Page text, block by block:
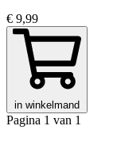
€ 9,99
in winkelmand
Pagina 1 van 1